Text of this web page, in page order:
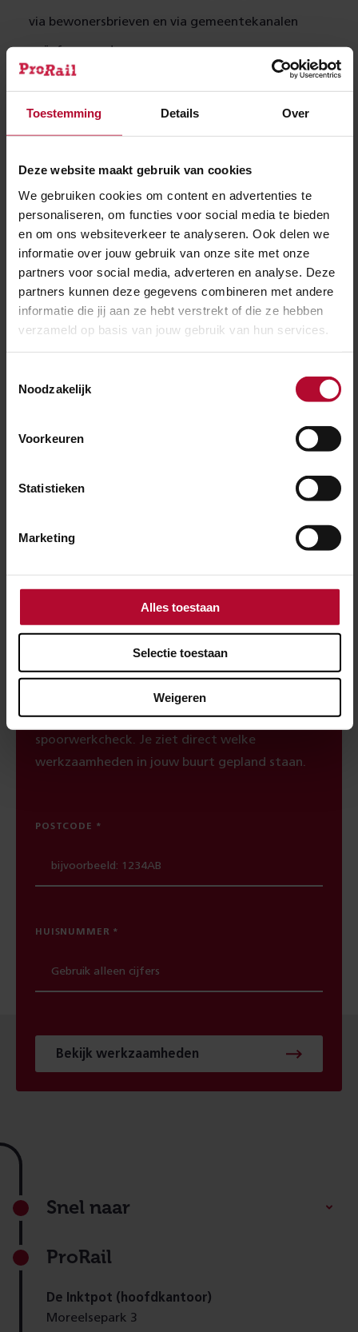
Toestemming Details Over
Deze website maakt gebruik van cookies
We gebruiken cookies om content en advertenties te
personaliseren, om functies voor social media te bieden
en om ons websiteverkeer te analyseren. Ook delen we
informatie over jouw gebruik van onze site met onze
partners voor social media, adverteren en analyse. Deze
partners kunnen deze gegevens combineren met andere
informatie die jij aan ze hebt verstrekt of die ze hebben
verzameld op basis van jouw gebruik van hun services.
Noodzakelijk
Voorkeuren
Statistieken
Marketing
Alles toestaan
Selectie toestaan
Weigeren
via bewonersbrieven en via gemeentekanalen
geïnformeerd.
Of zocht je een naar een
antwoord op deze vraag?
en besluitvormingsproces vanaf 2015?
Kunnen de bellen van de nieuwe installatie aan
de Middachterallee op een acceptabel
geluidsniveau worden afgesteld?
Posbank. Kan ProRail dit oplossen?
Ben je tevreden over de informatie op
deze pagina?
Spoorwerkcheck
Woon of werk je binnen 300 meter van het
spoor? Maak dan gebruik van onze
spoorwerkcheck. Je ziet direct welke
werkzaamheden in jouw buurt gepland staan.
POSTCODE
HUISNUMMER
Bekijk werkzaamheden
Footer
Snel naar
ProRail
De Inktpot (hoofdkantoor)
Moreelsepark 3